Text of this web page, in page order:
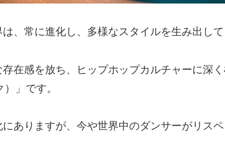
、常に進化し、多様なスタイルを生み出して
在感を放ち、ヒップホップカルチャーに深
」です。
ありますが、今や世界中のダンサーがリス